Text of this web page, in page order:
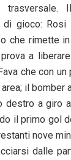
di gioco:
che rimette
a
che con
il bomber
destro a giro
il primo gol
nove
dalle